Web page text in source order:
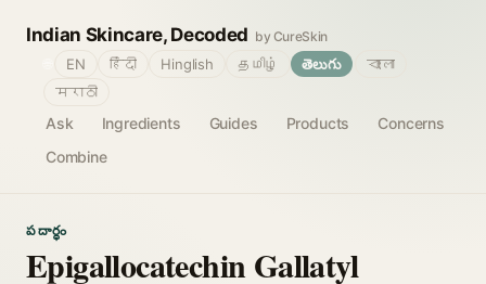
Indian Skincare, Decoded by CureSkin
Ask Ingredients Guides Products
Concerns
Combine
EN हिंदी Hinglish தமிழ் తెలుగు
বাংলা
मराठी
పదార్థం
Epigallocatechin Gallatyl